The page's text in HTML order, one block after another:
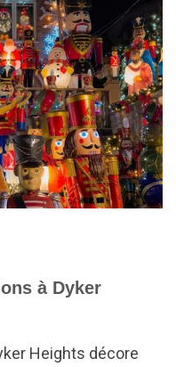
à Dyker
Heights décore